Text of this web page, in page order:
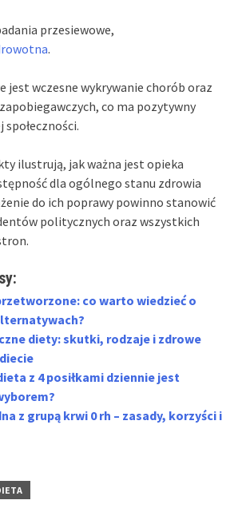
przesiewowe,
.
jest wczesne wykrywanie chorób oraz
co ma pozytywny
społeczności.
ilustrują, jak ważna jest opieka
dla ogólnego stanu zdrowia
do ich poprawy powinno stanowić
politycznych oraz wszystkich
co warto wiedzieć o
diety: skutki, rodzaje i zdrowe
z 4 posiłkami dziennie jest
z grupą krwi 0 rh – zasady, korzyści i